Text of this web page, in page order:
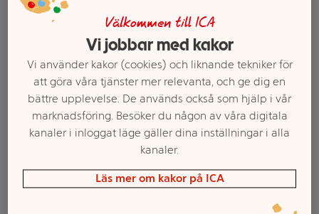
Välj butik och handla
Sortimentet kan variera mellan butikerna
Välkommen till ICA
Vi jobbar med kakor
Vi använder kakor (cookies) och liknande tekniker för
att göra våra tjänster mer relevanta, och ge dig en
bättre upplevelse. De används också som hjälp i vår
marknadsföring. Besöker du någon av våra digitala
kanaler i inloggat läge gäller dina inställningar i alla
kanaler.
Läs mer om kakor på ICA